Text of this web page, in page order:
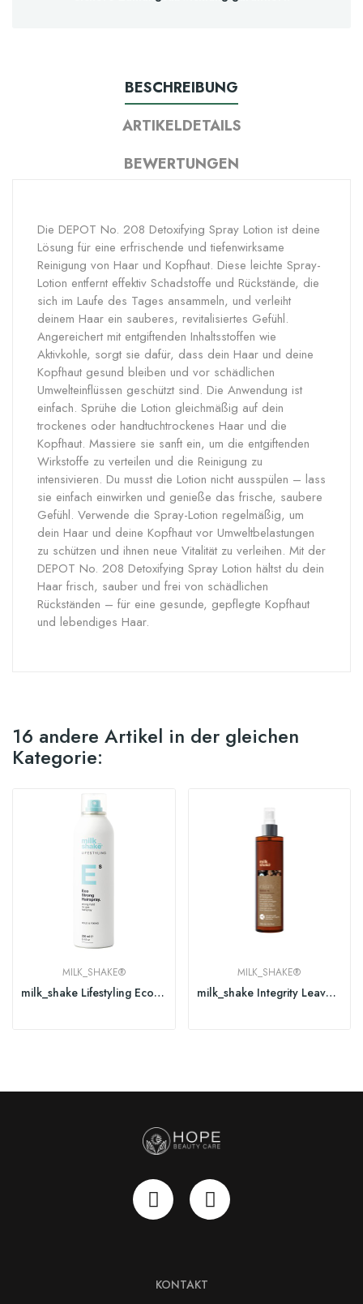
BESCHREIBUNG
ARTIKELDETAILS
BEWERTUNGEN
Die DEPOT No. 208 Detoxifying Spray Lotion ist deine
Lösung für eine erfrischende und tiefenwirksame
Reinigung von Haar und Kopfhaut. Diese leichte Spray-
Lotion entfernt effektiv Schadstoffe und Rückstände, die
sich im Laufe des Tages ansammeln, und verleiht
deinem Haar ein sauberes, revitalisiertes Gefühl.
Angereichert mit entgiftenden Inhaltsstoffen wie
Aktivkohle, sorgt sie dafür, dass dein Haar und deine
Kopfhaut gesund bleiben und vor schädlichen
Umwelteinflüssen geschützt sind. Die Anwendung ist
einfach. Sprühe die Lotion gleichmäßig auf dein
trockenes oder handtuchtrockenes Haar und die
Kopfhaut. Massiere sie sanft ein, um die entgiftenden
Wirkstoffe zu verteilen und die Reinigung zu
intensivieren. Du musst die Lotion nicht ausspülen – lass
sie einfach einwirken und genieße das frische, saubere
Gefühl. Verwende die Spray-Lotion regelmäßig, um
dein Haar und deine Kopfhaut vor Umweltbelastungen
zu schützen und ihnen neue Vitalität zu verleihen. Mit der
DEPOT No. 208 Detoxifying Spray Lotion hältst du dein
Haar frisch, sauber und frei von schädlichen
Rückständen – für eine gesunde, gepflegte Kopfhaut
und lebendiges Haar.
16 andere Artikel in der gleichen
Kategorie:
MILK_SHAKE®
milk_shake Lifestyling Eco Strong Hairspray 250...
MILK_SHAKE®
milk_shake Integrity Leave In 250ml
KONTAKT